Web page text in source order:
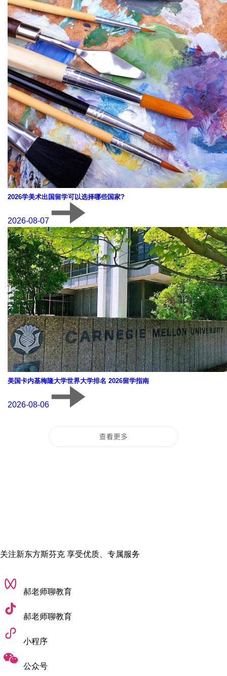
2026学美术出国留学可以选择哪些国家?
2026-08-07
美国卡内基梅隆大学世界大学排名 2026留学指南
2026-08-06
关注新东方斯芬克 享受优质、专属服务
郝老师聊教育
郝老师聊教育
小程序
公众号